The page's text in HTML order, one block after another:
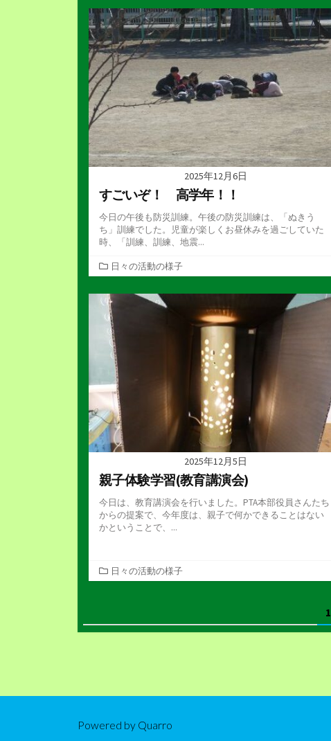
ゴ
リ
ー
2025年12月6日
すごいぞ！ 高学年！！
今日の午後も防災訓練。午後の防災訓練は、「ぬきう
ち」訓練でした。児童が楽しくお昼休みを過ごしていた
時、「訓練、訓練、地震...
カ
テ
ゴ
リ
ー
日々の活動の様子
2025年12月5日
親子体験学習(教育講演会)
今日は、教育講演会を行いました。PTA本部役員さんたち
からの提案で、今年度は、親子で何かできることはない
かということで、...
カ
テ
ー
日々の活動の様子
稿
1
Powered by Quarro